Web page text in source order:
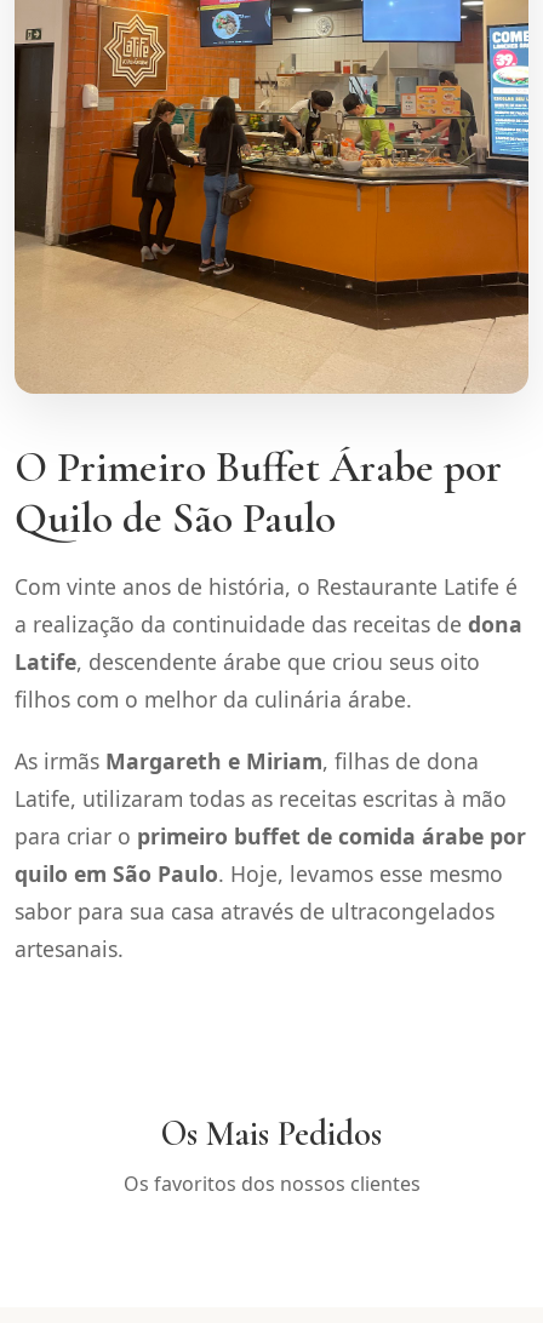
O Primeiro Buffet Árabe por
Quilo de São Paulo
Com vinte anos de história, o Restaurante Latife é
a realização da continuidade das receitas de dona
Latife, descendente árabe que criou seus oito
filhos com o melhor da culinária árabe.
As irmãs Margareth e Miriam, filhas de dona
Latife, utilizaram todas as receitas escritas à mão
para criar o primeiro buffet de comida árabe por
quilo em São Paulo. Hoje, levamos esse mesmo
sabor para sua casa através de ultracongelados
artesanais.
Os Mais Pedidos
Os favoritos dos nossos clientes